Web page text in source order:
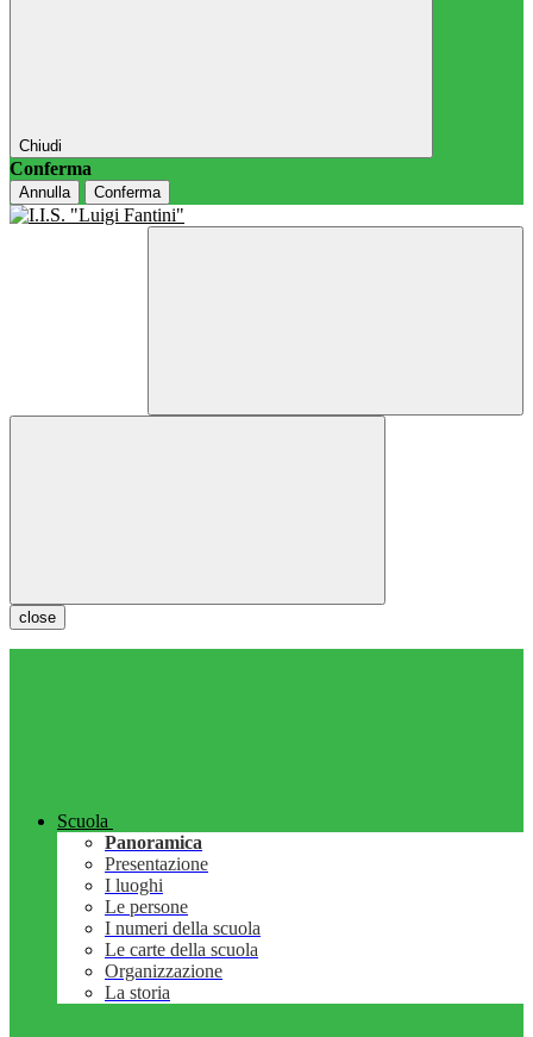
Chiudi
Conferma
Annulla Conferma
close
Scuola
Panoramica
Presentazione
I luoghi
Le persone
I numeri della scuola
Le carte della scuola
Organizzazione
La storia